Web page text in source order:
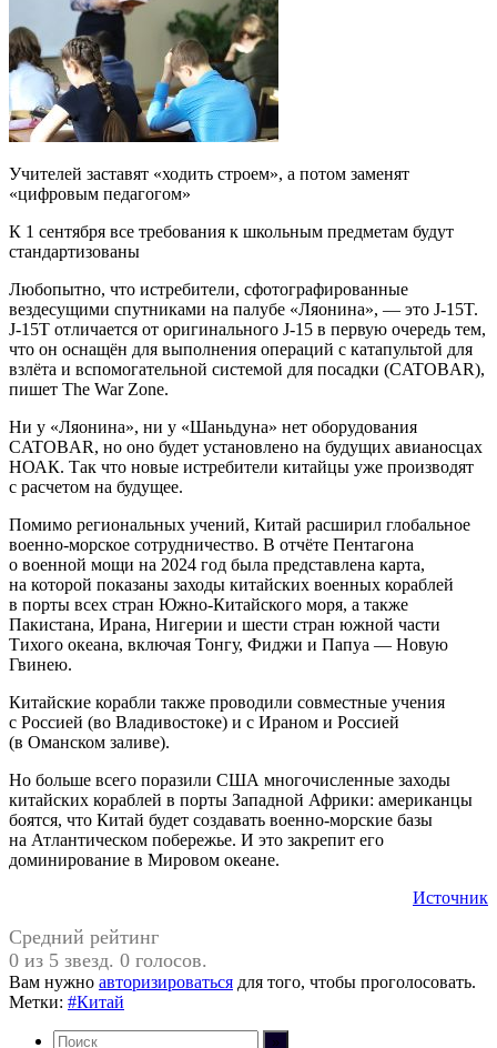
Учителей заставят «ходить строем», а потом заменят
«цифровым педагогом»
К 1 сентября все требования к школьным предметам будут
стандартизованы
Любопытно, что истребители, сфотографированные
вездесущими спутниками на палубе «Ляонина», — это J-15T.
J-15T отличается от оригинального J-15 в первую очередь тем,
что он оснащён для выполнения операций с катапультой для
взлёта и вспомогательной системой для посадки (CATOBAR),
пишет The War Zone.
Ни у «Ляонина», ни у «Шаньдуна» нет оборудования
CATOBAR, но оно будет установлено на будущих авианосцах
НОАК. Так что новые истребители китайцы уже производят
с расчетом на будущее.
Помимо региональных учений, Китай расширил глобальное
военно-морское сотрудничество. В отчёте Пентагона
о военной мощи на 2024 год была представлена карта,
на которой показаны заходы китайских военных кораблей
в порты всех стран Южно-Китайского моря, а также
Пакистана, Ирана, Нигерии и шести стран южной части
Тихого океана, включая Тонгу, Фиджи и Папуа — Новую
Гвинею.
Китайские корабли также проводили совместные учения
с Россией (во Владивостоке) и с Ираном и Россией
(в Оманском заливе).
Но больше всего поразили США многочисленные заходы
китайских кораблей в порты Западной Африки: американцы
боятся, что Китай будет создавать военно-морские базы
на Атлантическом побережье. И это закрепит его
доминирование в Мировом океане.
Источник
Средний рейтинг
0 из 5 звезд. 0 голосов.
Вам нужно авторизироваться для того, чтобы проголосовать.
Метки: #Китай